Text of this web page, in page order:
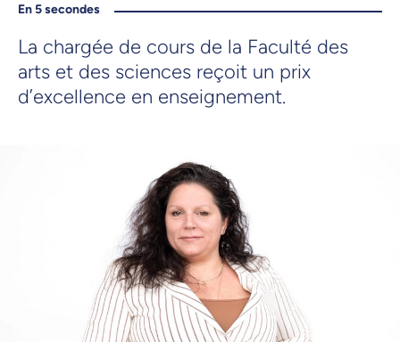
En 5 secondes
La chargée de cours de la Faculté des
arts et des sciences reçoit un prix
d’excellence en enseignement.